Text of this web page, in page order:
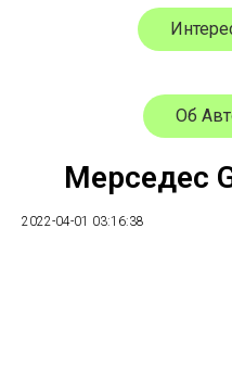
Об
Мерседес
2022-04-01 03:16:38